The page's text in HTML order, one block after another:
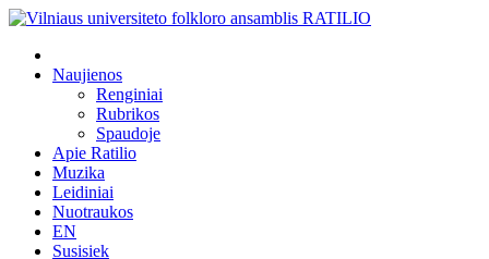
Naujienos
Renginiai
Rubrikos
Spaudoje
Apie Ratilio
Muzika
Leidiniai
Nuotraukos
EN
Susisiek